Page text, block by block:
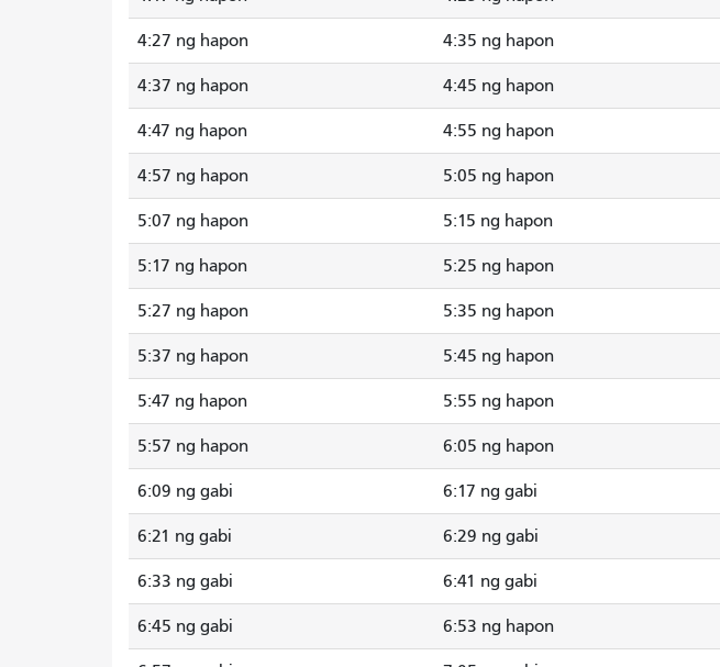
4:27 ng hapon 4:35 ng hapon
4:37 ng hapon 4:45 ng hapon
4:47 ng hapon 4:55 ng hapon
4:57 ng hapon 5:05 ng hapon
5:07 ng hapon 5:15 ng hapon
5:17 ng hapon 5:25 ng hapon
5:27 ng hapon 5:35 ng hapon
5:37 ng hapon 5:45 ng hapon
5:47 ng hapon 5:55 ng hapon
5:57 ng hapon 6:05 ng hapon
6:09 ng gabi 6:17 ng gabi
6:21 ng gabi 6:29 ng gabi
6:33 ng gabi 6:41 ng gabi
6:45 ng gabi 6:53 ng hapon